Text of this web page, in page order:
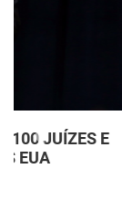
EXPANSÃO
IMIGRANTES
07/08/2026
Anterior